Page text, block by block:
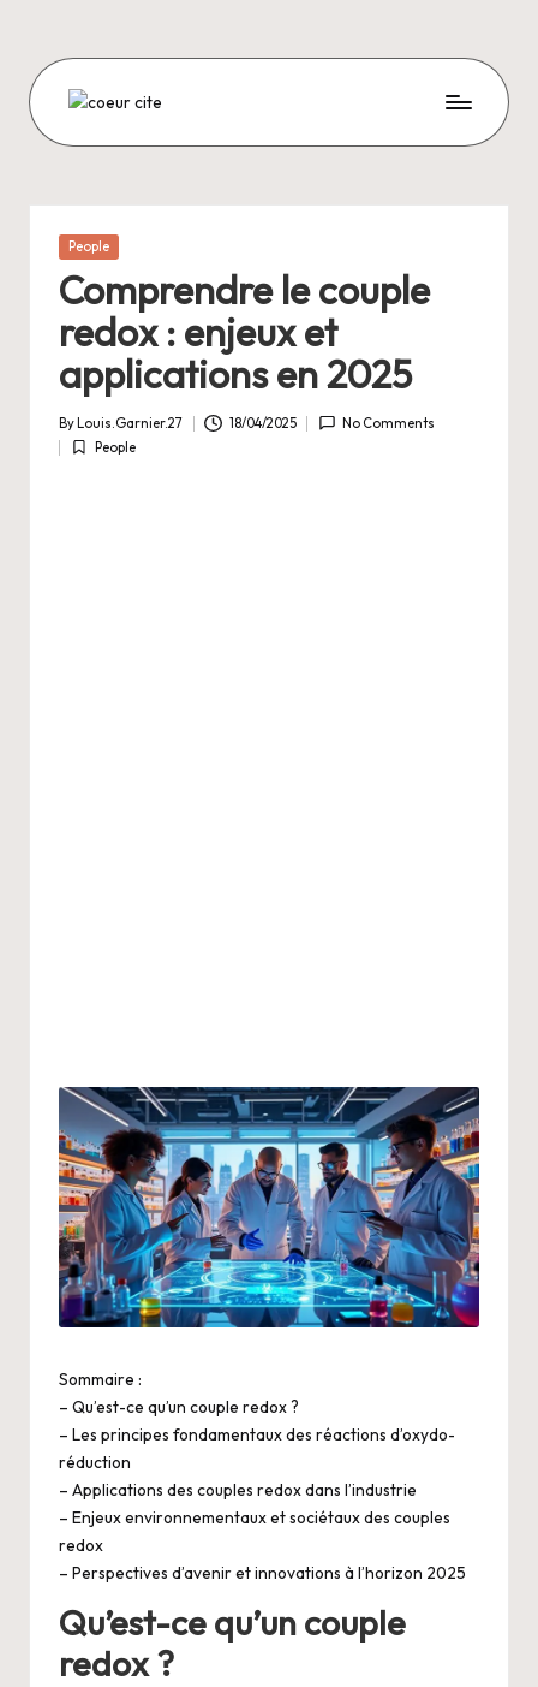
content
C
E
U
R
C
I
T
E
Posted
People
Comprendre le couple
redox : enjeux et
applications en 2025
Posted
by
By Louis.Garnier.27 18/04/2025 No Comments
Posted
People
Sommaire :
– Qu’est-ce qu’un couple redox ?
– Les principes fondamentaux des réactions d’oxydo-
réduction
– Applications des couples redox dans l’industrie
– Enjeux environnementaux et sociétaux des couples
redox
– Perspectives d’avenir et innovations à l’horizon 2025
Qu’est-ce qu’un couple
redox ?